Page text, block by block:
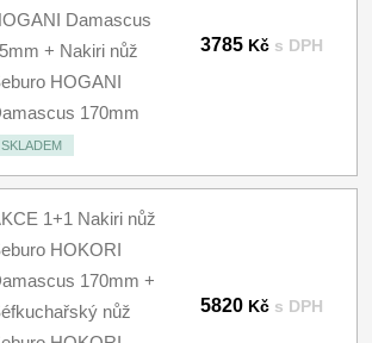
Damascus
+ Nakiri nůž
HOGANI
170mm
SKLADEM
3785 Kč s DPH
1+1 Nakiri nůž
HOKORI
170mm +
nůž
5820 Kč s DPH